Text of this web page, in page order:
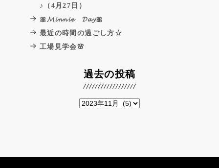
♪（4月27日）
🎀𝓜𝓲𝓷𝓷𝓲𝓮 𝓓𝓪𝔂🎀
最近の時間の過ごし方☆
工場見学会🌸
過去の投稿